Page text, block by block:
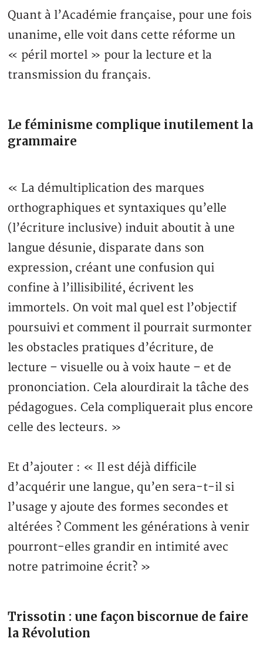
Quant à l’Académie française, pour une fois
unanime, elle voit dans cette réforme un
« péril mortel » pour la lecture et la
transmission du français.
Le féminisme complique inutilement la
grammaire
« La démultiplication des marques
orthographiques et syntaxiques qu’elle
(l’écriture inclusive) induit aboutit à une
langue désunie, disparate dans son
expression, créant une confusion qui
confine à l’illisibilité, écrivent les
immortels. On voit mal quel est l’objectif
poursuivi et comment il pourrait surmonter
les obstacles pratiques d’écriture, de
lecture – visuelle ou à voix haute – et de
prononciation. Cela alourdirait la tâche des
pédagogues. Cela compliquerait plus encore
celle des lecteurs. »
Et d’ajouter : « Il est déjà difficile
d’acquérir une langue, qu’en sera-t-il si
l’usage y ajoute des formes secondes et
altérées ? Comment les générations à venir
pourront-elles grandir en intimité avec
notre patrimoine écrit? »
Trissotin : une façon biscornue de faire
la Révolution